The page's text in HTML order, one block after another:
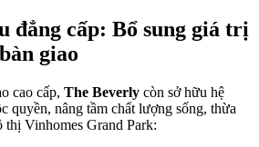
đẳng cấp: Bổ sung giá trị
giao
cao cấp, The Beverly còn sở hữu hệ
quyền, nâng tầm chất lượng sống, thừa
Vinhomes Grand Park: